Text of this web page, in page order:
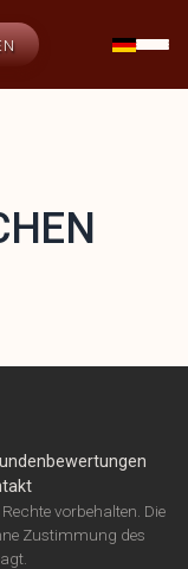
vorbehalten. Die
Zustimmung des